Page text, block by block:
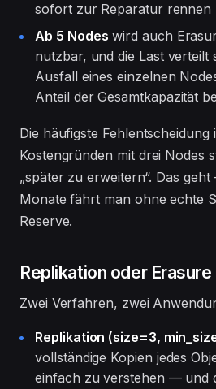
sofort zur Reparatur rennen
Ab 5 Nodes wird auch
nutzbar, und die Last verteilt
Ausfall eines einzelnen
Anteil der Gesamtkapazität
Die häufigste Fehlentscheidung
Kostengründen mit drei Nodes
„später zu erweitern“. Das
Monate fährt man ohne echte
Reserve.
Replikation oder
Zwei Verfahren, zwei
Replikation (size=3,
vollständige Kopien jedes
einfach zu verstehen — und